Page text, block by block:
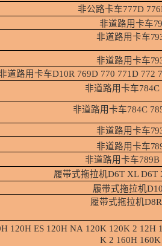
非公路卡车777D
非道路用卡车
非道路用卡车
非道路用卡车
道路用卡车D10R 769D 770 771D 772
非道路用卡车784C
非道路用卡车784C
非道路用卡车
非道路用卡车
非道路用卡车789B
履带式拖拉机D6T XL D6T
履带式拖拉机
履带式拖拉机D8R
120H ES 120H NA 120K 120K 2 12H
K 2 160H 160K